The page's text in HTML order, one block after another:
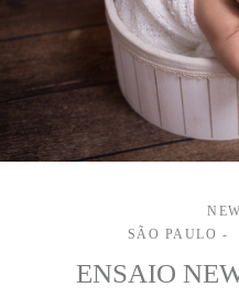
SÃO PAULO
ENSAIO